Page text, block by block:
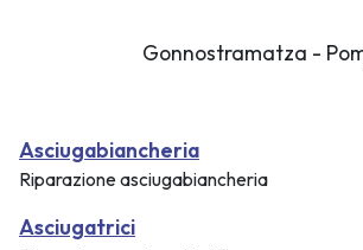
Gonnostramatza -
Asciugabiancheria
Riparazione asciugabiancheria
Asciugatrici